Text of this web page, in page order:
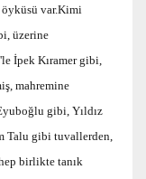
var.Kimi
üzerine
İpek Kıramer gibi,
mahremine
gibi, Yıldız
Talu gibi tuvallerden,
hep birlikte tanık